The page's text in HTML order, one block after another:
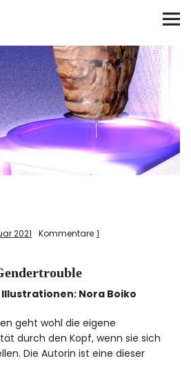
2021 Kommentare 1
Illustrationen: Nora Boiko
geht wohl die eigene
durch den Kopf, wenn sie sich
Die Autorin ist eine dieser